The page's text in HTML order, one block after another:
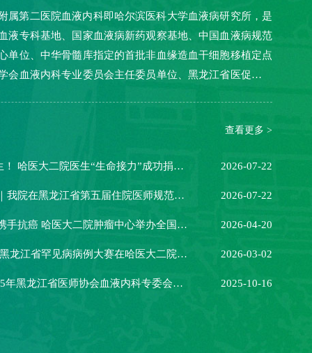
属第二医院血液内科即哈尔滨医科大学血液病研究所，是
液专科基地、国家血液病新药观察基地、中国血液病规范
单位、中华骨髓库指定的首批非血缘造血干细胞移植定点
会血液内科专业委员会主任委员单位、黑龙江省医促会血
查看更多 >
好样的，李启山医生！ 哈医大二院医生“生命接力”成功捐献造血干细胞 2026-07-22
百年荣光 青春献礼｜我院在黑龙江省第五届住院医师规范化培训教学活动比武练兵大赛中荣获佳绩 2026-07-22
早防早筛早治 同心携手抗癌 哈医大二院肿瘤中心举办全国肿瘤防治宣传周系列义诊活动 2026-04-20
关注罕见 不止罕见 黑龙江省罕见病病例大赛在哈医大二院圆满落幕 2026-03-02
哈医大二院召开2025年黑龙江省医师协会血液内科专委会年会 2025-10-16